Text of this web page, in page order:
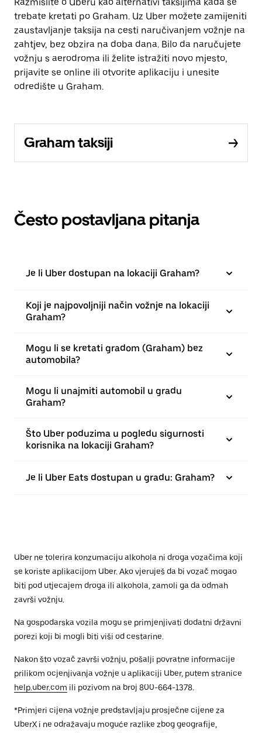
trebate kretati po Graham. Uz Uber možete zamijeniti
zaustavljanje taksija na cesti naručivanjem vožnje na
zahtjev, bez obzira na doba dana. Bilo da naručujete
vožnju s aerodroma ili želite istražiti novo mjesto,
prijavite se online ili otvorite aplikaciju i unesite
odredište u Graham.
Graham taksiji
Često postavljana pitanja
Je li Uber dostupan na lokaciji Graham?
Koji je najpovoljniji način vožnje na lokaciji
Graham?
Mogu li se kretati gradom (Graham) bez
automobila?
Mogu li unajmiti automobil u gradu
Graham?
Što Uber poduzima u pogledu sigurnosti
korisnika na lokaciji Graham?
Je li Uber Eats dostupan u gradu: Graham?
Uber ne tolerira konzumaciju alkohola ni droga vozačima koji
se koriste aplikacijom Uber. Ako vjeruješ da bi vozač mogao
biti pod utjecajem droga ili alkohola, zamoli ga da odmah
završi vožnju.
Na gospodarska vozila mogu se primjenjivati dodatni državni
porezi koji bi mogli biti viši od cestarine.
Nakon što vozač završi vožnju, pošalji povratne informacije
prilikom ocjenjivanja vožnje u aplikaciji Uber, putem stranice
help.uber.com ili pozivom na broj 800-664-1378.
*Primjeri cijena vožnje predstavljaju prosječne cijene za
UberX i ne odražavaju moguće razlike zbog geografije,